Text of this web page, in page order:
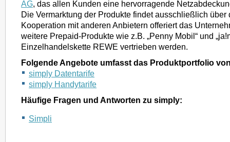
AG, das allen Kunden eine hervorragende
Die Vermarktung der Produkte findet ausschließlich über
Kooperation mit anderen Anbietern offeriert das
weitere Prepaid-Produkte wie z.B. „Penny Mobil“ und
Einzelhandelskette REWE vertrieben werden.
Folgende Angebote umfasst das Produktportfolio
simply Datentarife
simply Handytarife
Häufige Fragen und Antworten zu simply:
Simpli